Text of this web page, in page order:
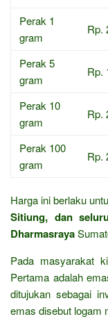
Perak 1
gram
Rp.
Perak 5
gram
Rp.
Perak 10
gram
Rp.
Perak 100
gram
Rp.
Harga ini berlaku
Sitiung, dan
Dharmasraya
Pada masyarakat
Pertama adalah
ditujukan sebagai
emas disebut logam